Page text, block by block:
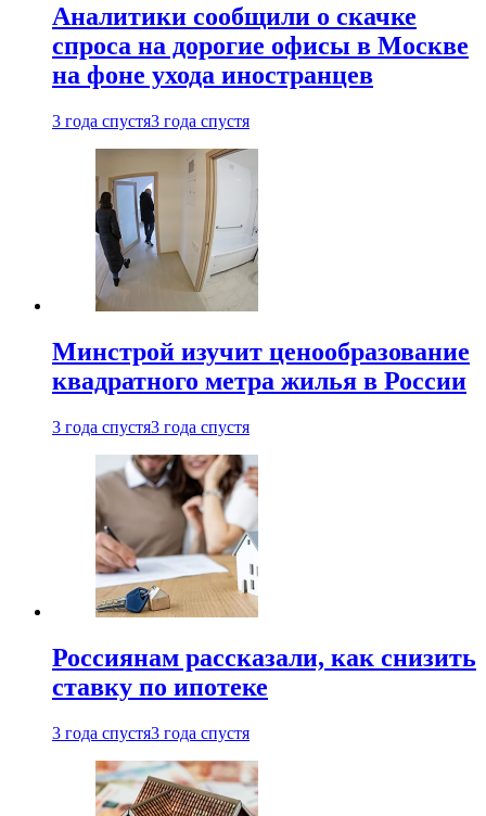
Аналитики сообщили о скачке
спроса на дорогие офисы в Москве
на фоне ухода иностранцев
3 года спустя3 года спустя
Минстрой изучит ценообразование
квадратного метра жилья в России
3 года спустя3 года спустя
Россиянам рассказали, как снизить
ставку по ипотеке
3 года спустя3 года спустя